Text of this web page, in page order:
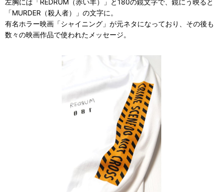
左胸には「REDRUM（赤い羊）」と180の鏡文字で、鏡にう映ると
「MURDER（殺人者）」の文字に。
有名ホラー映画「シャイニング」が元ネタになっており、その後も
数々の映画作品で使われたメッセージ。